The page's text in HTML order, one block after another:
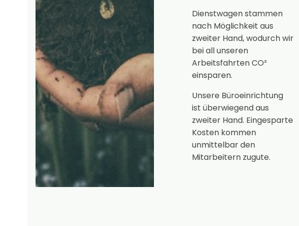
Dienstwagen stammen
nach Möglichkeit aus
zweiter Hand, wodurch wir
bei all unseren
Arbeitsfahrten CO²
einsparen.
Unsere Büroeinrichtung
ist überwiegend aus
zweiter Hand. Eingesparte
Kosten kommen
unmittelbar den
Mitarbeitern zugute.